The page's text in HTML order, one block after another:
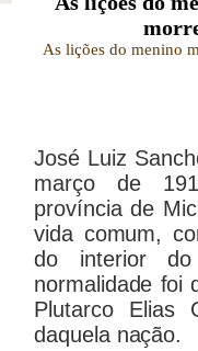
As lições do menino
José Luiz
março de
província de
vida comum,
do interior
normalidade foi
Plutarco Elias
daquela nação.